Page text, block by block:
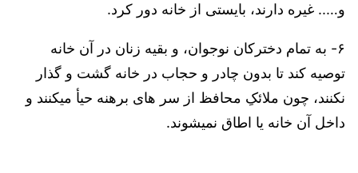
و….. غیره دارند، بایستی از خانه دور کرد.
۶- به تمام دخترکان نوجوان، و بقیه زنان در آن خانه
توصیه کند تا بدون چادر و حجاب در خانه گشت و گذار
نکنند، چون ملائکِ محافظ از سر های برهنه حیأ میکنند و
داخل آن خانه یا اطاق نمیشوند.